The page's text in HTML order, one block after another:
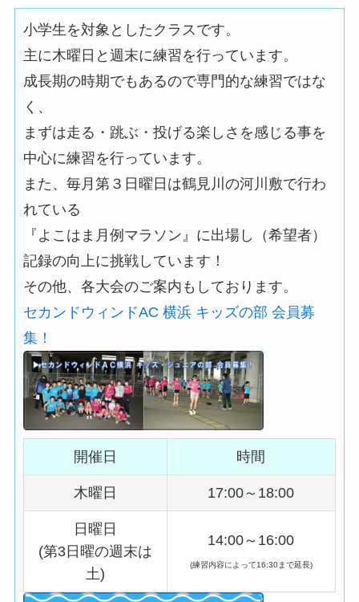
小学生を対象としたクラスです。
主に木曜日と週末に練習を行っています。
成長期の時期でもあるので専門的な練習ではな
く、
まずは走る・跳ぶ・投げる楽しさを感じる事を
中心に練習を行っています。
また、毎月第３日曜日は鶴見川の河川敷で行わ
れている
『よこはま月例マラソン』に出場し（希望者）
記録の向上に挑戦しています！
その他、各大会のご案内もしております。
セカンドウィンドAC 横浜 キッズの部 会員募
集！
開催日 時間
木曜日 17:00～18:00
日曜日
(第3日曜の週末は
土)
14:00～16:00
(練習内容によって16:30まで延長)